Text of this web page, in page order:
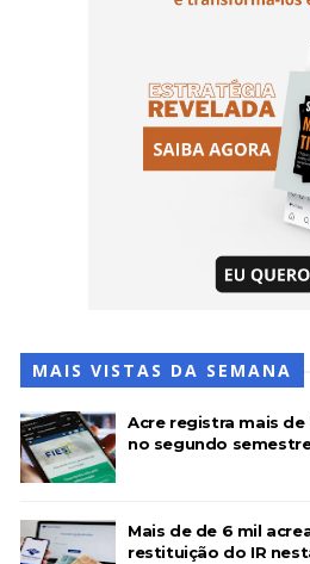
MAIS VISTAS DA SEMANA
Acre registra mais de
no segundo
Mais de de 6 mil
restituição do IR